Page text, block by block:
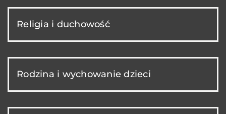
Religia i duchowość
Rodzina i wychowanie dzieci